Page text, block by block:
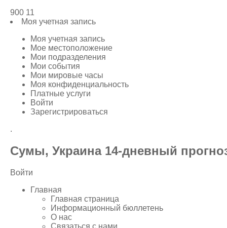
900 11
Моя учетная запись
Моя учетная запись
Мое местоположение
Мои подразделения
Мои события
Мои мировые часы
Моя конфиденциальность
Платные услуги
Войти
Зарегистрироваться
.
Сумы, Украина 14-дневный
Войти
Главная
Главная страница
Информационный бюллетень
О нас
Связаться с нами